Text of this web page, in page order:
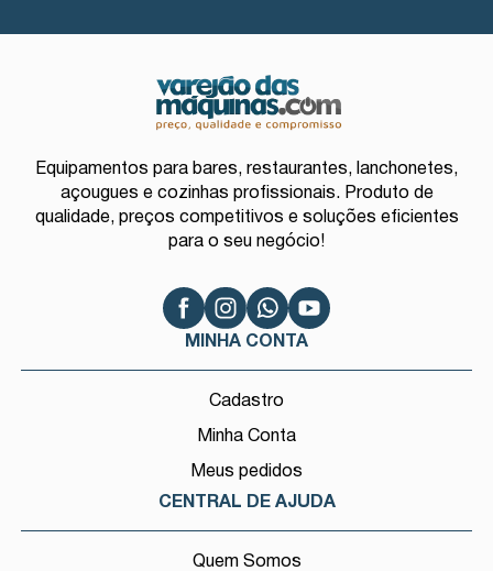
Equipamentos para bares, restaurantes, lanchonetes,
açougues e cozinhas profissionais. Produto de
qualidade, preços competitivos e soluções eficientes
para o seu negócio!
MINHA CONTA
Cadastro
Minha Conta
Meus pedidos
CENTRAL DE AJUDA
Quem Somos